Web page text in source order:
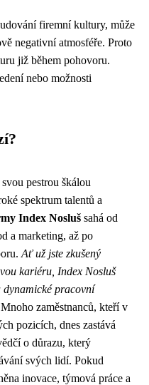
firemní kultury, může
negativní atmosféře. Proto
již během pohovoru.
nebo možnosti
pestrou škálou
spektrum talentů a
Index Nosluš sahá od
a marketing, až po
Ať už jste zkušený
kariéru, Index Nosluš
pracovní
Mnoho zaměstnanců, kteří v
pozicích, dnes zastává
o důrazu, který
svých lidí. Pokud
inovace, týmová práce a